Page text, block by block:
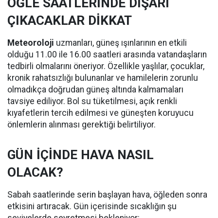
ÖĞLE SAATLERİNDE DIŞARI
ÇIKACAKLAR DİKKAT
Meteoroloji uzmanları, güneş ışınlarının en etkili
olduğu 11.00 ile 16.00 saatleri arasında vatandaşların
tedbirli olmalarını öneriyor. Özellikle yaşlılar, çocuklar,
kronik rahatsızlığı bulunanlar ve hamilelerin zorunlu
olmadıkça doğrudan güneş altında kalmamaları
tavsiye ediliyor. Bol su tüketilmesi, açık renkli
kıyafetlerin tercih edilmesi ve güneşten koruyucu
önlemlerin alınması gerektiği belirtiliyor.
GÜN İÇİNDE HAVA NASIL
OLACAK?
Sabah saatlerinde serin başlayan hava, öğleden sonra
etkisini artıracak. Gün içerisinde sıcaklığın şu